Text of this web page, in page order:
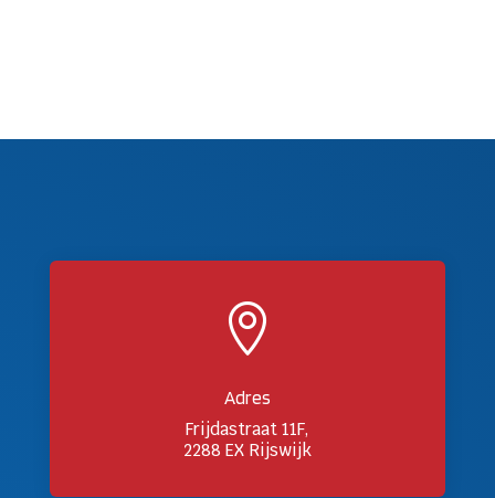

Adres
Frijdastraat 11F,
2288 EX Rijswijk